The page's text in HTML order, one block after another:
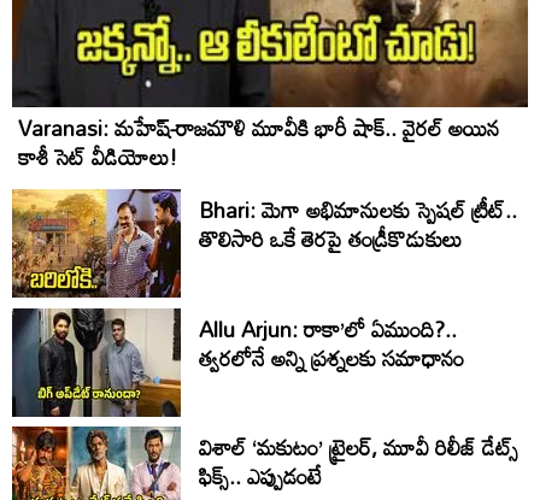
Varanasi: మహేష్-రాజమౌళి మూవీకి భారీ షాక్.. వైరల్ అయిన
కాశీ సెట్ వీడియోలు!
Bhari: మెగా అభిమానులకు స్పెషల్ ట్రీట్..
తొలిసారి ఒకే తెరపై తండ్రీకొడుకులు
Allu Arjun: రాకా’లో ఏముంది?..
త్వరలోనే అన్ని ప్రశ్నలకు సమాధానం
విశాల్ ‘మకుటం’ ట్రైలర్, మూవీ రిలీజ్ డేట్స్
ఫిక్స్.. ఎప్పుడంటే